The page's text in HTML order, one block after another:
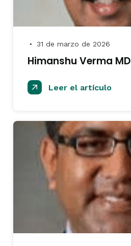
● 31 de marzo de 2026
Himanshu Verma MD
Leer el artículo